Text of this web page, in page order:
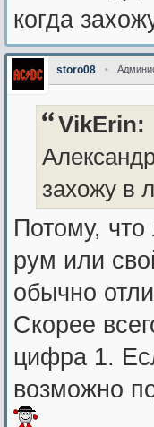
когда
storo08 •
VikErin:
захожу в
Потому,
рум или
обычно
Скорее
цифра 1.
возможно